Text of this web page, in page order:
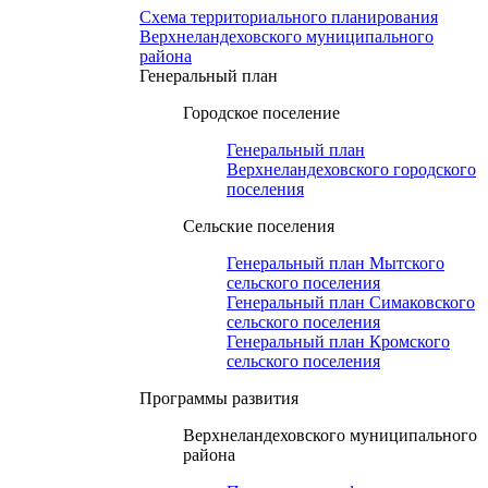
Схема территориального планирования
Верхнеландеховского муниципального
района
Генеральный план
Городское поселение
Генеральный план
Верхнеландеховского городского
поселения
Сельские поселения
Генеральный план Мытского
сельского поселения
Генеральный план Симаковского
сельского поселения
Генеральный план Кромского
сельского поселения
Программы развития
Верхнеландеховского муниципального
района